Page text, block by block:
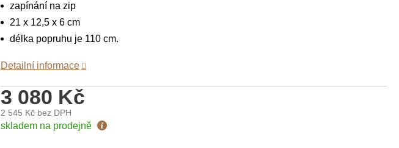
3 080 Kč
2 545 Kč bez DPH
Měrná
skladem na prodejně
zapínání na zip
21 x 12,5 x 6 cm
délka popruhu je 110 cm.
Detailní informace